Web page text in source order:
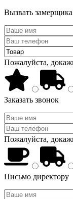
Вызвать замерщика
Пожалуйста,
Заказать звонок
Пожалуйста,
Письмо директору